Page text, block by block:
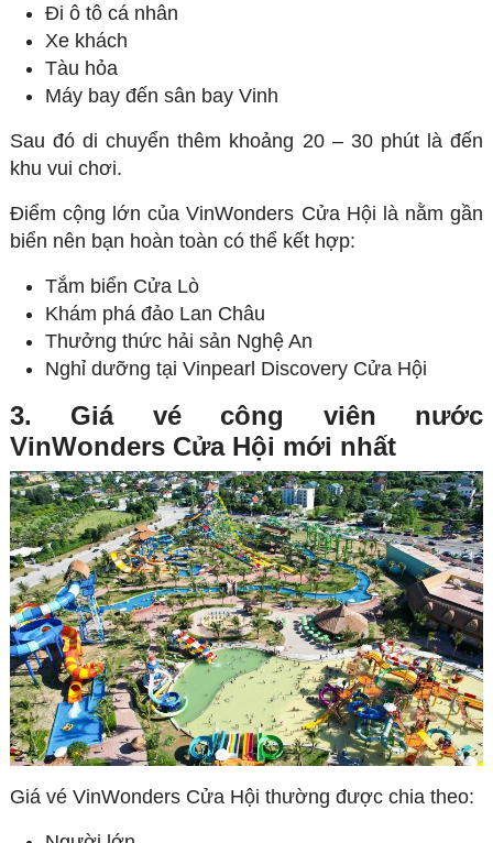
Đi ô tô cá nhân
Xe khách
Tàu hỏa
Máy bay đến sân bay Vinh
Sau đó di chuyển thêm khoảng 20 – 30 phút là đến
khu vui chơi.
Điểm cộng lớn của VinWonders Cửa Hội là nằm gần
biển nên bạn hoàn toàn có thể kết hợp:
Tắm biển Cửa Lò
Khám phá đảo Lan Châu
Thưởng thức hải sản Nghệ An
Nghỉ dưỡng tại Vinpearl Discovery Cửa Hội
3. Giá vé công viên nước
VinWonders Cửa Hội mới nhất
Giá vé VinWonders Cửa Hội thường được chia theo: